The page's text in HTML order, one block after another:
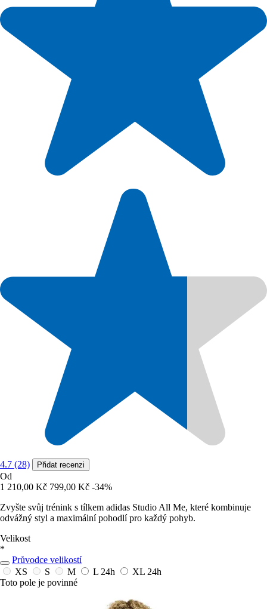
4.7 (28) Přidat recenzi
Od
1 210,00 Kč 799,00 Kč -34%
Zvyšte svůj trénink s tílkem adidas Studio All Me, které kombinuje
odvážný styl a maximální pohodlí pro každý pohyb.
Velikost
*
Průvodce velikostí
XS
S M L 24h XL 24h
Toto pole je povinné